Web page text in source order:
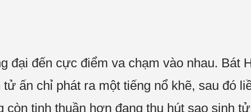
đại đến cực điểm va chạm vào nhau. Bát
ấn chỉ phát ra một tiếng nổ khẽ, sau đó
còn tinh thuần hơn đang thu hút sao sinh